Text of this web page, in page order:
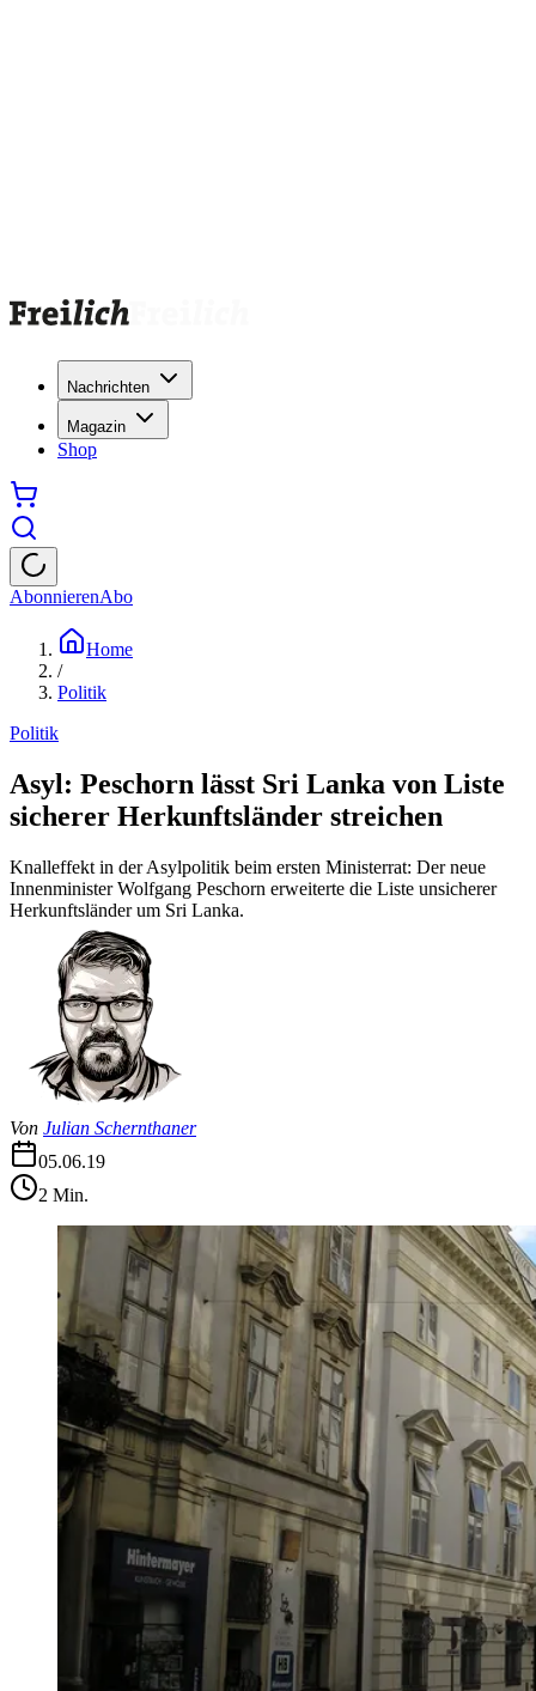
Nachrichten
Magazin
Shop
AbonnierenAbo
Home
/
Politik
Politik
Asyl: Peschorn lässt Sri Lanka von Liste
sicherer Herkunftsländer streichen
Knalleffekt in der Asylpolitik beim ersten Ministerrat: Der neue
Innenminister Wolfgang Peschorn erweiterte die Liste unsicherer
Herkunftsländer um Sri Lanka.
Von Julian Schernthaner
05.06.19
2 Min.